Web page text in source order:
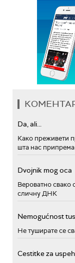
Da, ali...
Како преживети
шта нас
Dvojnik mog oca
Вероватно свако
сличну ДНК
Nemogućnost
Не туширате се
Cestitke za uspeh